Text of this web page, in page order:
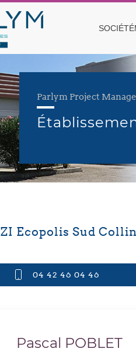
SOCIÉTÉ
Parlym Project
ZI Ecopolis Sud
04 42 46 04 46
Pascal POBLET